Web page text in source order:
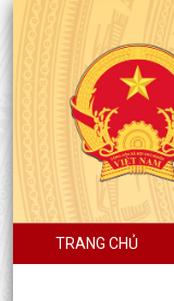
TRANG CHỦ